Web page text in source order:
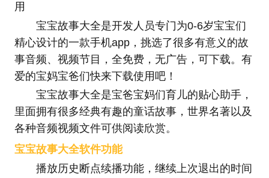
用
宝宝故事大全是开发人员专门为0-6岁宝宝们
精心设计的一款手机app，挑选了很多有意义的故
事音频、视频节目，全免费，无广告，可下载。有
爱的宝妈宝爸们快来下载使用吧！
宝宝故事大全是宝爸宝妈们育儿的贴心助手，
里面拥有很多经典有趣的童话故事，世界名著以及
各种音频视频文件可供阅读欣赏。
宝宝故事大全软件功能
播放历史断点续播功能，继续上次退出的时间